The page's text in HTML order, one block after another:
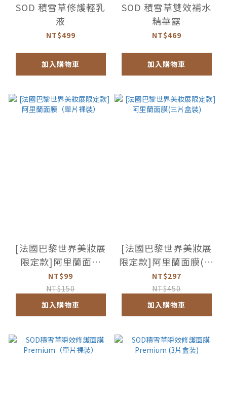
SOD 積雪草修護輕乳
液
NT$499
加入購物車
SOD 積雪草雙效補水
精華露
NT$469
加入購物車
[法國巴黎世界美妝展
限定款]阿里蘭面膜
（單片裸裝）
NT$99
NT$150
加入購物車
[法國巴黎世界美妝展
限定款]阿里蘭面膜(三
片盒裝)
NT$297
NT$450
加入購物車